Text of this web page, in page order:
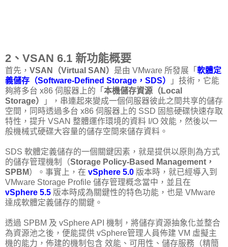
2、VSAN 6.1 新功能概要
首先， VSAN（Virtual SAN） 是由 VMware 所發展「 軟體定
義儲存（Software-Defined Storage，SDS）
」技術，它能
夠將多台 x86 伺服器上的「 本機儲存資源（Local
Storage）
」，串連起來變成一個伺服器彼此之間共享的儲存
空間，同時透過多台 x86 伺服器上的 SSD 固態硬碟快速存取
特性，提升 VSAN 整體運作環境的資料 I/O 效能，然後以一
般機械式硬碟大容量的儲存空間來儲存資料。
SDS 軟體定義儲存的一個關鍵因素，就是提供以原則為方式
的儲存管理機制（Storage Policy-Based Management，
SPBM）。事實上，在 vSphere 5.0 版本時，就已經導入到
VMware Storage Profile 儲存管理概念當中，並且在
vSphere 5.5 版本時成為關鍵性的特色功能，也是 VMware
達成軟體定義儲存的關鍵。
透過 SPBM 及 vSphere API 機制，將儲存資源抽象化並整合
為資源池之後，便能提供 vSphere管理人員佈建 VM 虛擬主
機的能力，佈建的機制包含 效能、可用性、儲存服務（精簡